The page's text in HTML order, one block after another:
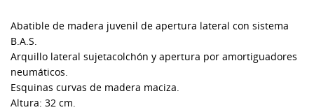
Abatible de madera juvenil de apertura lateral con sistema
B.A.S.
Arquillo lateral sujetacolchón y apertura por amortiguadores
neumáticos.
Esquinas curvas de madera maciza.
Altura: 32 cm.